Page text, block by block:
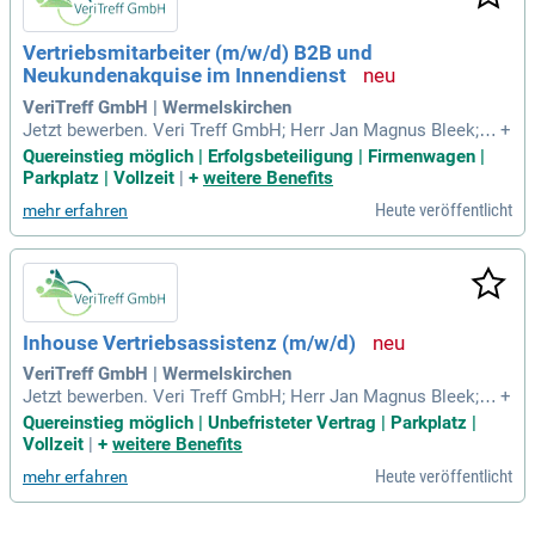
sönliche und direkte Kommunikation im Rhein-Main-Gebiet.
Zudem sind wir über GPP German Property Partners mit Part
nern in weiteren deutschen Großstädten vernetzt.
Vertriebsmitarbeiter (m/w/d) B2B und
Neukundenakquise im Innendienst
VeriTreff GmbH | Wermelskirchen
Jetzt bewerben. Veri Treff GmbH; Herr Jan Magnus Bleek; bl
eek@veritreff.de; Tel. 02196/7066730; Dabringhauser Str. 33
A; 42929 Wermelskirchen.
+
Quereinstieg möglich | Erfolgsbeteiligung | Firmenwagen |
Parkplatz | Vollzeit | + weitere Benefits
mehr erfahren Heute veröffentlicht
Inhouse Vertriebsassistenz (m/w/d)
VeriTreff GmbH | Wermelskirchen
Jetzt bewerben. Veri Treff GmbH; Herr Jan Magnus Bleek; bl
eek@veritreff.de; Tel. 02196/7066730; Dabringhauser Str. 33
A; 42929 Wermelskirchen.
+
Quereinstieg möglich | Unbefristeter Vertrag | Parkplatz |
Vollzeit | + weitere Benefits
mehr erfahren Heute veröffentlicht